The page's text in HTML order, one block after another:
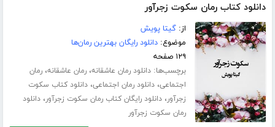
دانلود کتاب رمان سکوت زجرآور
از:گیتا پویش
موضوع:دانلود رایگان بهترین رمان‌ها
۱۲۹ صفحه
برچسب‌ها:دانلود رمان عاشقانه،رمان عاشقانه،رمان
اجتماعی،دانلود رمان اجتماعی،دانلود کتاب سکوت
زجرآور،دانلود رایگان کتاب رمان سکوت زجرآور،دانلود
رمان سکوت زجرآور